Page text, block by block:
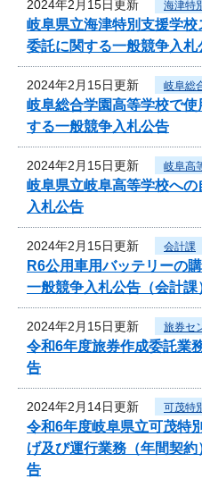
2024年2月15日更新 海津特
岐阜県立海津特別支援学
委託に関する一般競争入札
2024年2月15日更新 岐阜総
岐阜総合学園高等学校で
する一般競争入札公告
2024年2月15日更新 岐阜高
岐阜県立岐阜高等学校へ
入札公告
2024年2月15日更新 会計課
R6公用車用バッテリーの
一般競争入札公告（会計課
2024年2月15日更新 旅券セ
令和6年度旅券作成委託業
告
2024年2月14日更新 可茂特
令和6年度岐阜県立可茂特
げ及び運行業務（年間契
告